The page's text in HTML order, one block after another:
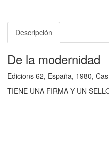
Descripción
De la modernidad
Edicions 62, España, 1980,
TIENE UNA FIRMA Y UN